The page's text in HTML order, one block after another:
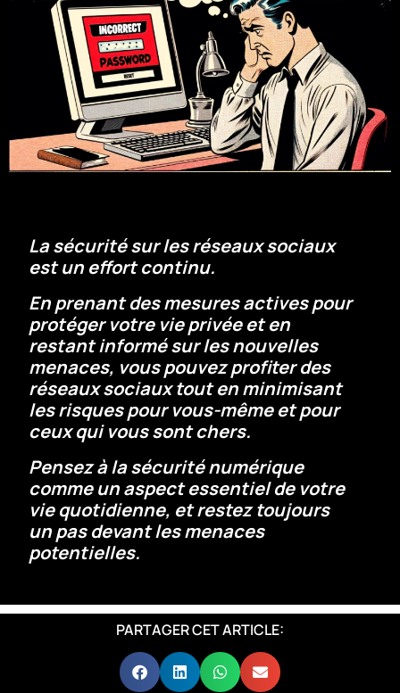
La sécurité sur les réseaux sociaux
est un effort continu.
En prenant des mesures actives pour
protéger votre vie privée et en
restant informé sur les nouvelles
menaces, vous pouvez profiter des
réseaux sociaux tout en minimisant
les risques pour vous-même et pour
ceux qui vous sont chers.
Pensez à la sécurité numérique
comme un aspect essentiel de votre
vie quotidienne, et restez toujours
un pas devant les menaces
potentielles.
PARTAGER CET ARTICLE: